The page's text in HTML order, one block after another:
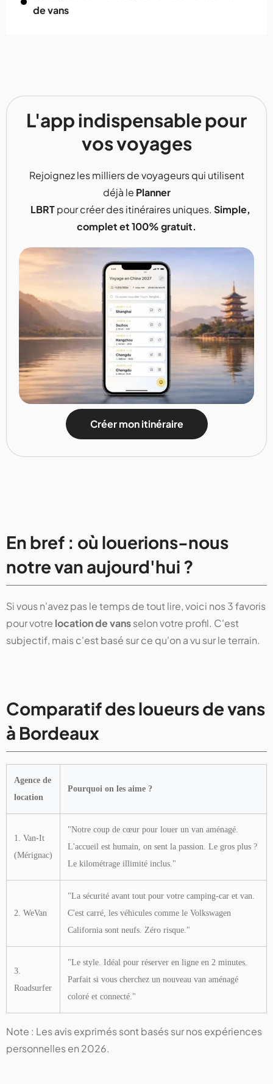
de vans
L'app indispensable pour
vos voyages
Rejoignez les milliers de voyageurs qui utilisent
déjà le Planner
LBRTpour créer des itinéraires uniques. Simple,
complet et 100% gratuit.
Créer mon itinéraire
En bref : où louerions-nous
notre van aujourd'hui ?
Si vous n'avez pas le temps de tout lire, voici nos 3 favoris
pour votre location de vansselon votre profil. C'est
subjectif, mais c'est basé sur ce qu'on a vu sur le terrain.
Comparatif des loueurs de vans
à Bordeaux
Agence de
location
Pourquoi on les aime ?
1. Van-It
(Mérignac)
"Notre coup de cœur pour louer un van aménagé.
L'accueil est humain, on sent la passion. Le gros plus ?
Le kilométrage illimité inclus."
2. WeVan
"La sécurité avant tout pour votre camping-car et van.
C'est carré, les véhicules comme le Volkswagen
California sont neufs. Zéro risque."
3.
Roadsurfer
"Le style. Idéal pour réserver en ligne en 2 minutes.
Parfait si vous cherchez un nouveau van aménagé
coloré et connecté."
Note : Les avis exprimés sont basés sur nos expériences
personnelles en 2026.